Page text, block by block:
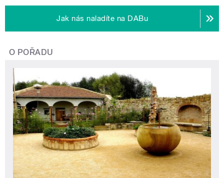
Jak nás naladíte na DABu
O POŘADU